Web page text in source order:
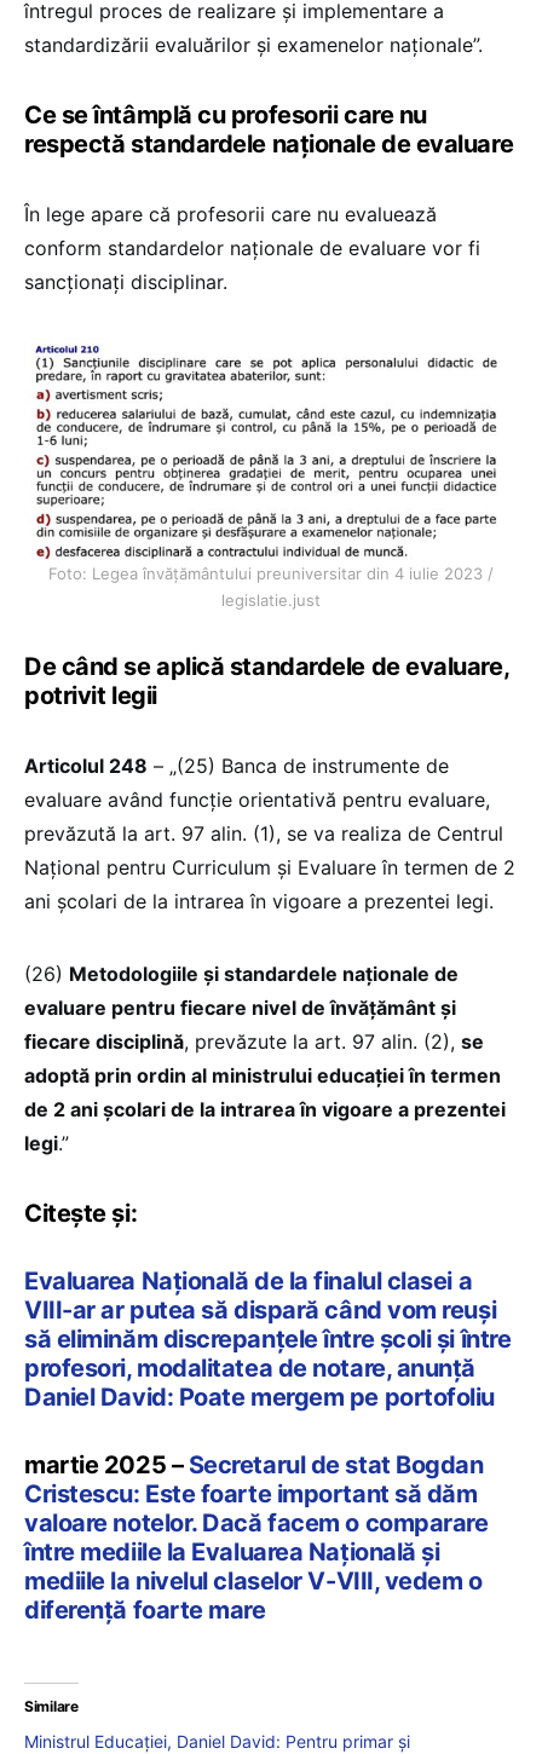
întregul proces de realizare și implementare a
standardizării evaluărilor și examenelor naționale”.
Ce se întâmplă cu profesorii care nu
respectă standardele naționale de evaluare
În lege apare că profesorii care nu evaluează
conform standardelor naționale de evaluare vor fi
sancționați disciplinar.
Foto: Legea învățământului preuniversitar din 4 iulie 2023 /
legislatie.just
De când se aplică standardele de evaluare,
potrivit legii
Articolul 248 – „(25) Banca de instrumente de
evaluare având funcție orientativă pentru evaluare,
prevăzută la art. 97 alin. (1), se va realiza de Centrul
Național pentru Curriculum și Evaluare în termen de 2
ani școlari de la intrarea în vigoare a prezentei legi.
(26) Metodologiile și standardele naționale de
evaluare pentru fiecare nivel de învățământ și
fiecare disciplină, prevăzute la art. 97 alin. (2), se
adoptă prin ordin al ministrului educației în termen
de 2 ani școlari de la intrarea în vigoare a prezentei
legi.”
Citește și:
Evaluarea Națională de la finalul clasei a
VIII-ar ar putea să dispară când vom reuși
să eliminăm discrepanțele între școli și între
profesori, modalitatea de notare, anunță
Daniel David: Poate mergem pe portofoliu
martie 2025 – Secretarul de stat Bogdan
Cristescu: Este foarte important să dăm
valoare notelor. Dacă facem o comparare
între mediile la Evaluarea Națională și
mediile la nivelul claselor V-VIII, vedem o
diferență foarte mare
Similare
Ministrul Educației, Daniel David: Pentru primar și